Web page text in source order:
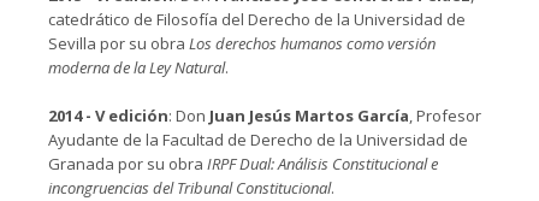
catedrático de Filosofía del Derecho de la Universidad de
Sevilla por su obra Los derechos humanos como versión
moderna de la Ley Natural.
2014 - V edición: Don Juan Jesús Martos García, Profesor
Ayudante de la Facultad de Derecho de la Universidad de
Granada por su obra IRPF Dual: Análisis Constitucional e
incongruencias del Tribunal Constitucional.